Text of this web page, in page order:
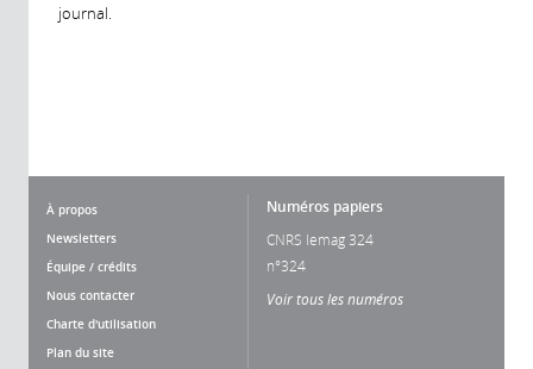
journal.
À propos
Newsletters
Équipe / crédits
Nous contacter
Charte d'utilisation
Plan du site
Numéros papiers
CNRS lemag 324
n°324
Voir tous les numéros